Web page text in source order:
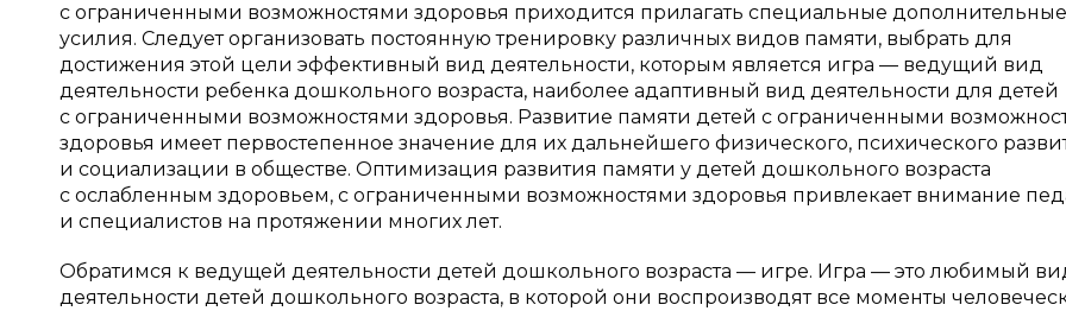
с ограниченными возможностями здоровья приходится прилагать специальные дополнительные
усилия. Следует организовать постоянную тренировку различных видов памяти, выбрать для
достижения этой цели эффективный вид деятельности, которым является игра — ведущий вид
деятельности ребенка дошкольного возраста, наиболее адаптивный вид деятельности для детей
с ограниченными возможностями здоровья. Развитие памяти детей с ограниченными
здоровья имеет первостепенное значение для их дальнейшего физического, психического
и социализации в обществе. Оптимизация развития памяти у детей дошкольного возраста
с ослабленным здоровьем, с ограниченными возможностями здоровья привлекает внимание
и специалистов на протяжении многих лет.
Обратимся к ведущей деятельности детей дошкольного возраста — игре. Игра — это любимый
деятельности детей дошкольного возраста, в которой они воспроизводят все моменты